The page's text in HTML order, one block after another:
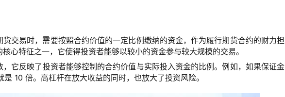
货交易时，需要按照合约价值的一定比例缴纳的资金，作为履行期货合约的财力担
心特征之一，它使得投资者能够以较小的资金参与较大规模的交易。
，它反映了投资者能够控制的合约价值与实际投入资金的比例。例如，如果保证金
是 10 倍。高杠杆在放大收益的同时，也放大了投资风险。